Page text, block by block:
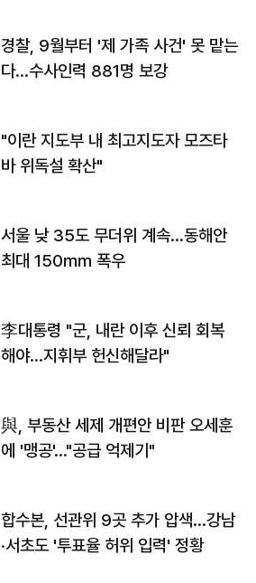
경찰, 9월부터 '제 가족 사건' 못 맡는
다…수사인력 881명 보강
"이란 지도부 내 최고지도자 모즈타
바 위독설 확산"
서울 낮 35도 무더위 계속…동해안
최대 150㎜ 폭우
李대통령 "군, 내란 이후 신뢰 회복
해야…지휘부 헌신해달라"
與, 부동산 세제 개편안 비판 오세훈
에 '맹공'…"공급 억제기"
합수본, 선관위 9곳 추가 압색…강남
·서초도 '투표율 허위 입력' 정황